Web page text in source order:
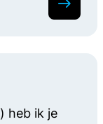
heb ik je